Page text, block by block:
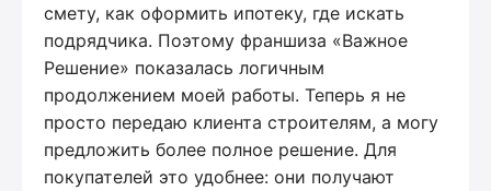
смету, как оформить ипотеку, где искать
подрядчика. Поэтому франшиза «Важное
Решение» показалась логичным
продолжением моей работы. Теперь я не
просто передаю клиента строителям, а могу
предложить более полное решение. Для
покупателей это удобнее: они получают